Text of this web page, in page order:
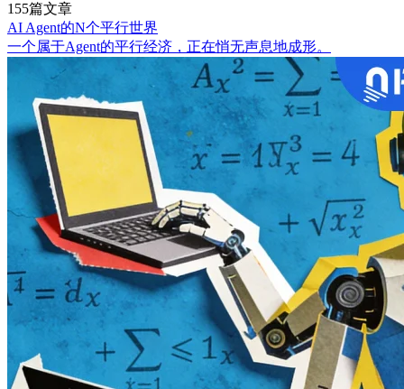
155篇文章
AI Agent的N个平行世界
一个属于Agent的平行经济，正在悄无声息地成形。